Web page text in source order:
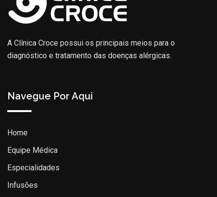
A Clínica Croce possui os principais meios para o
diagnóstico e tratamento das doenças alérgicas.
Navegue Por Aqui
Home
Equipe Médica
Especialidades
Infusões